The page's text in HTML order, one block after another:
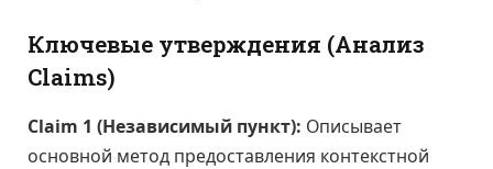
Ключевые утверждения (Анализ
Claims)
Claim 1 (Независимый пункт): Описывает
основной метод предоставления контекстной